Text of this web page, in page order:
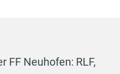
FF Neuhofen: RLF,